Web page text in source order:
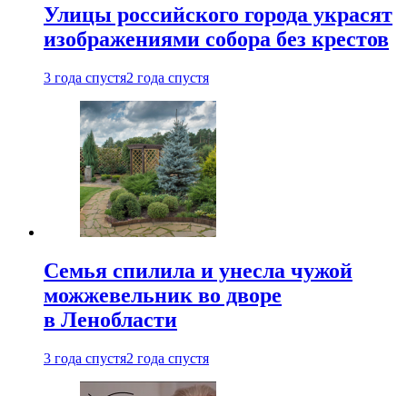
Улицы российского города украсят
изображениями собора без крестов
3 года спустя2 года спустя
Семья спилила и унесла чужой
можжевельник во дворе
в Ленобласти
3 года спустя2 года спустя